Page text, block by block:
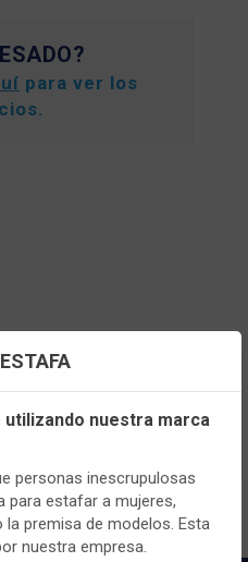
para ver los
MÁS !
poder ver todo el
precios.
terceros, de sesión o
de manera segura nuestra
medir y obtener datos de
ajustar el contenido a tus
utilizando nuestra marca
personas inescrupulosas
para estafar a mujeres,
premisa de modelos. Esta
nuestra empresa.